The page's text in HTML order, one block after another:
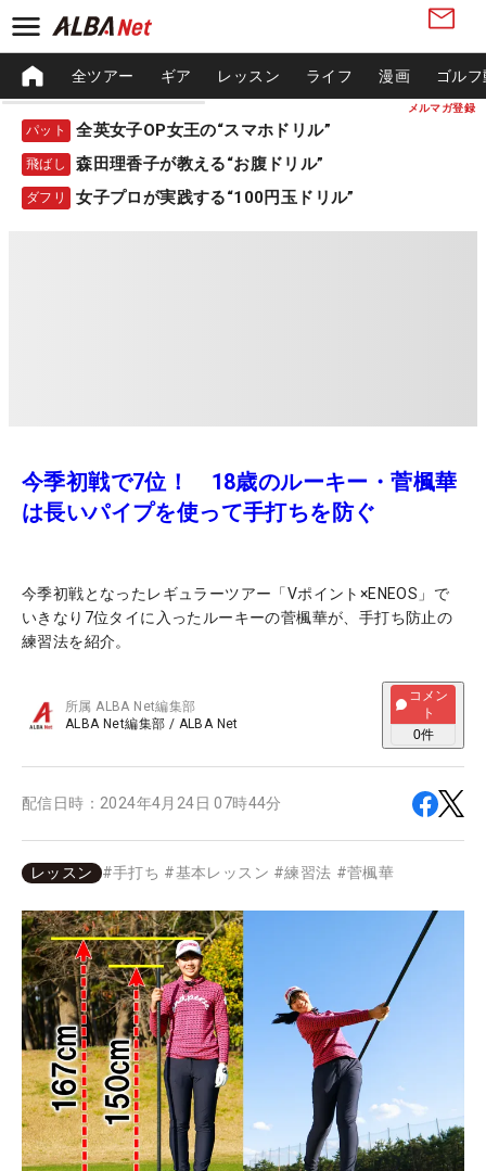
メルマガ登録
全ツアー ギア レッスン ライフ 漫画 ゴル
パット 全英女子OP女王の“スマホドリル”
飛ばし 森田理香子が教える“お腹ドリル”
ダフリ 女子プロが実践する“100円玉ドリル”
今季初戦で7位！ 18歳のルーキー・菅楓華
は長いパイプを使って手打ちを防ぐ
今季初戦となったレギュラーツアー「Vポイント×ENEOS」で
いきなり7位タイに入ったルーキーの菅楓華が、手打ち防止の
練習法を紹介。
所属ALBA Net編集部
ALBA Net編集部 / ALBA Net
コメン
ト
0件
配信日時： 2024年4月24日 07時44分
レッスン #手打ち #基本レッスン #練習法 #菅楓華